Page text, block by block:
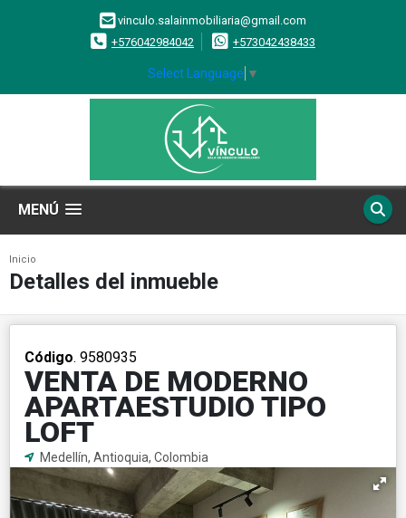
vinculo.salainmobiliaria@gmail.com
+576042984042
+573042438433
Select Language ▼
MENÚ
Inicio
Detalles del inmueble
Código. 9580935
VENTA DE MODERNO
APARTAESTUDIO TIPO
LOFT
Medellín, Antioquia, Colombia